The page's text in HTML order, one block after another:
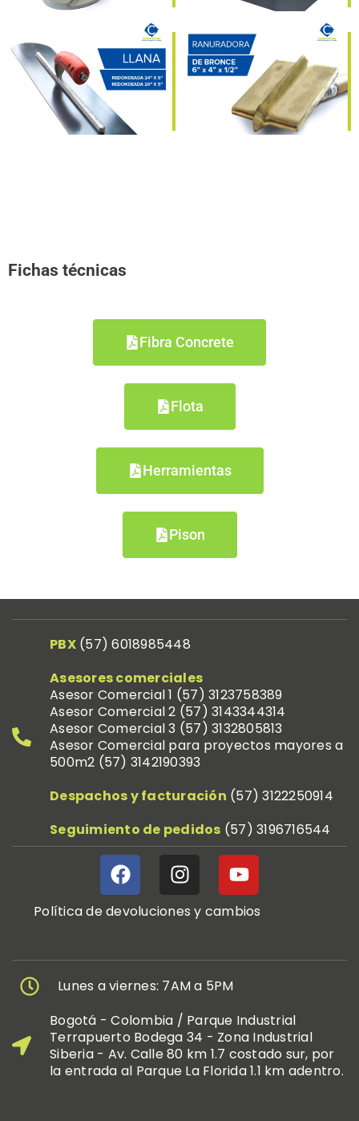
Fichas técnicas
Fibra Concrete
Flota
Herramientas
Pison
PBX (57)6018985448
Asesores comerciales
Asesor Comercial 1 (57) 3123758389
Asesor Comercial 2 (57) 3143344314
Asesor Comercial 3 (57) 3132805813
Asesor Comercial para proyectos mayores a
500m2 (57) 3142190393
Despachos y facturación (57) 3122250914
Seguimiento de pedidos (57) 3196716544
Política de devoluciones y cambios
Lunes a viernes: 7AM a 5PM
Bogotá - Colombia / Parque Industrial
Terrapuerto Bodega 34 - Zona Industrial
Siberia - Av. Calle 80 km 1.7 costado sur, por
la entrada al Parque La Florida 1.1 km adentro.